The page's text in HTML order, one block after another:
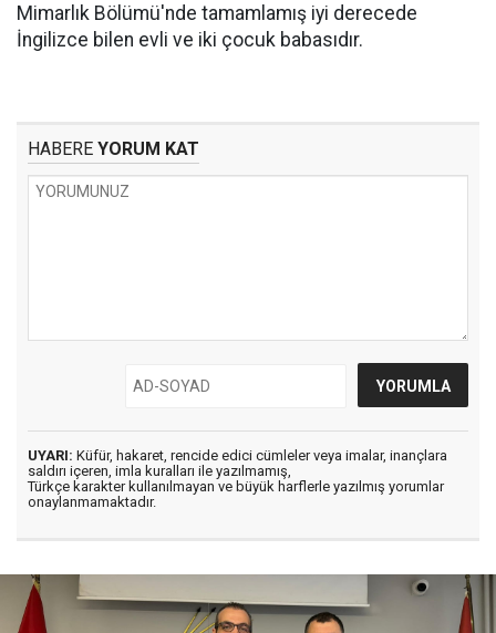
Mimarlık Bölümü'nde tamamlamış iyi derecede
İngilizce bilen evli ve iki çocuk babasıdır.
HABERE YORUM KAT
UYARI: Küfür, hakaret, rencide edici cümleler veya imalar, inançlara
saldırı içeren, imla kuralları ile yazılmamış,
Türkçe karakter kullanılmayan ve büyük harflerle yazılmış yorumlar
onaylanmamaktadır.